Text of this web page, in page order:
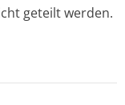
geteilt werden.